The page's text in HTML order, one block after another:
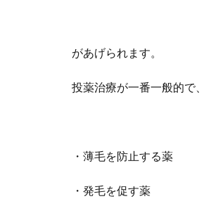
があげられます。
投薬治療が一番一般的で、
・薄毛を防止する薬
・発毛を促す薬